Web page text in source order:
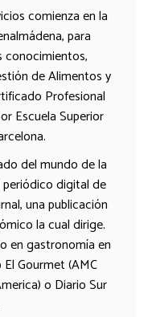
comienza en la
para
conocimientos,
de Alimentos y
Profesional
Escuela Superior
del mundo de la
digital de
una publicación
la cual dirige.
en gastronomía en
Gourmet (AMC
o Diario Sur